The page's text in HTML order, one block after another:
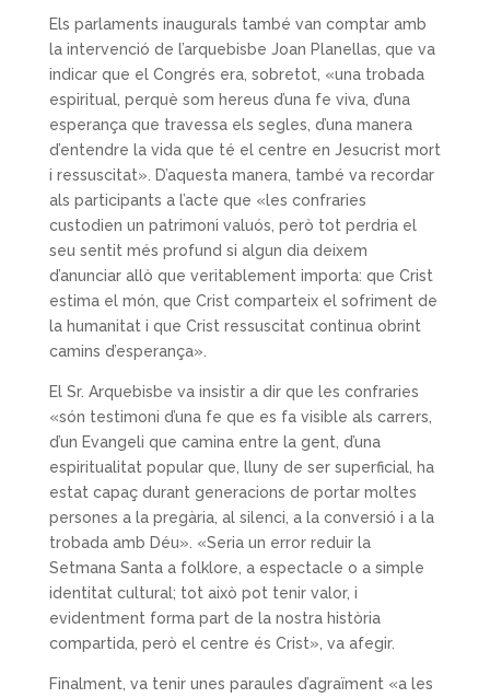
Els parlaments inaugurals també van comptar amb
la intervenció de l’arquebisbe Joan Planellas, que va
indicar que el Congrés era, sobretot, «una trobada
espiritual, perquè som hereus d’una fe viva, d’una
esperança que travessa els segles, d’una manera
d’entendre la vida que té el centre en Jesucrist mort
i ressuscitat». D’aquesta manera, també va recordar
als participants a l’acte que «les confraries
custodien un patrimoni valuós, però tot perdria el
seu sentit més profund si algun dia deixem
d’anunciar allò que veritablement importa: que Crist
estima el món, que Crist comparteix el sofriment de
la humanitat i que Crist ressuscitat continua obrint
camins d’esperança».
El Sr. Arquebisbe va insistir a dir que les confraries
«són testimoni d’una fe que es fa visible als carrers,
d’un Evangeli que camina entre la gent, d’una
espiritualitat popular que, lluny de ser superficial, ha
estat capaç durant generacions de portar moltes
persones a la pregària, al silenci, a la conversió i a la
trobada amb Déu». «Seria un error reduir la
Setmana Santa a folklore, a espectacle o a simple
identitat cultural; tot això pot tenir valor, i
evidentment forma part de la nostra història
compartida, però el centre és Crist», va afegir.
Finalment, va tenir unes paraules d’agraïment «a les